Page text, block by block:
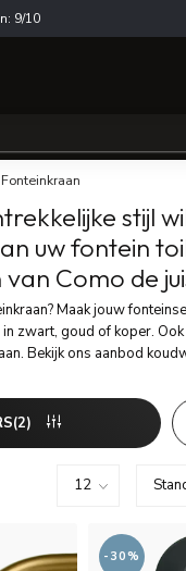
9/10
Fonteinkraan
stijl
uw fontein
Como de
Maak jouw
zwart, goud of koper.
Bekijk ons aanbod
-30%